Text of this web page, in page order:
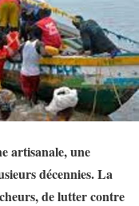
artisanale, une
décennies. La
de lutter contre